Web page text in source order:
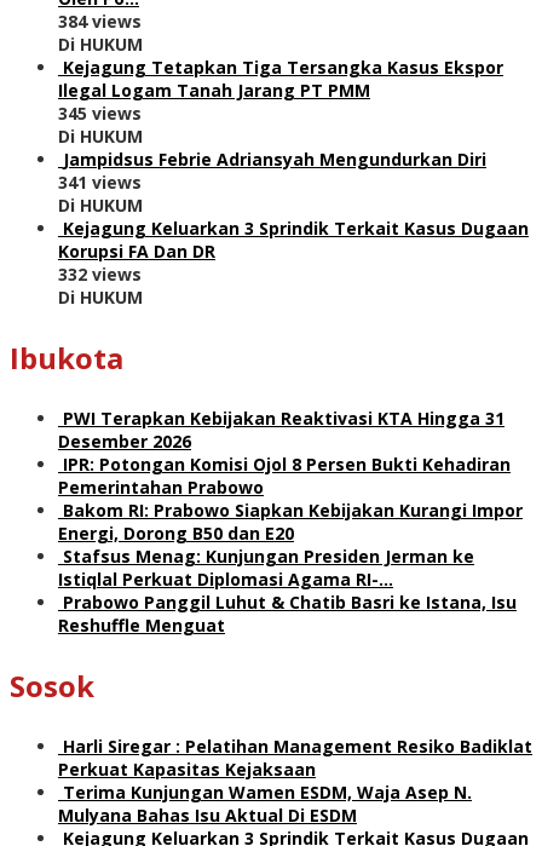
384 views
Di HUKUM
Kejagung Tetapkan Tiga Tersangka Kasus Ekspor
Ilegal Logam Tanah Jarang PT PMM
345 views
Di HUKUM
Jampidsus Febrie Adriansyah Mengundurkan Diri
341 views
Di HUKUM
Kejagung Keluarkan 3 Sprindik Terkait Kasus Dugaan
Korupsi FA Dan DR
332 views
Di HUKUM
Ibukota
PWI Terapkan Kebijakan Reaktivasi KTA Hingga 31
Desember 2026
IPR: Potongan Komisi Ojol 8 Persen Bukti Kehadiran
Pemerintahan Prabowo
Bakom RI: Prabowo Siapkan Kebijakan Kurangi Impor
Energi, Dorong B50 dan E20
Stafsus Menag: Kunjungan Presiden Jerman ke
Istiqlal Perkuat Diplomasi Agama RI-…
Prabowo Panggil Luhut & Chatib Basri ke Istana, Isu
Reshuffle Menguat
Sosok
Harli Siregar : Pelatihan Management Resiko Badiklat
Perkuat Kapasitas Kejaksaan
Terima Kunjungan Wamen ESDM, Waja Asep N.
Mulyana Bahas Isu Aktual Di ESDM
Kejagung Keluarkan 3 Sprindik Terkait Kasus Dugaan